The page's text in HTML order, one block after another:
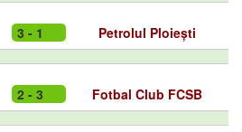
3 - 1 Petrolul Ploiești
2 - 3 Fotbal Club FCSB